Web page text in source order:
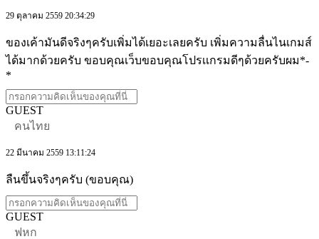
29 ตุลาคม 2559 20:34:29
ของเค้ามันดีจริงๆครับเพิ่มได้เยอะเลยครับ เพิ่มความลื่นไนเกมส์
ได้มากด้วยครับ ขอบคุณเว็บขอบคุณโปรเเกรมดีๆด้วยครับผม*-
*
GUEST
คนไทย
22 มีนาคม 2559 13:11:24
ลืนขึ้นจริงๆครับ (ขอบคุณ)
GUEST
ฟหก